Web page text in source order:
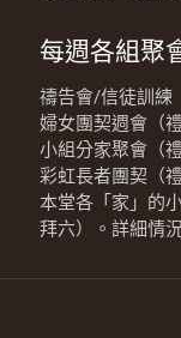
每週各組聚
禱告會/信徒訓練
婦女團契週會（
小組分家聚會（
彩虹長者團契（
本堂各「家」的
拜六）。詳細情